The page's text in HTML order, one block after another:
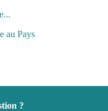
au Pays
?